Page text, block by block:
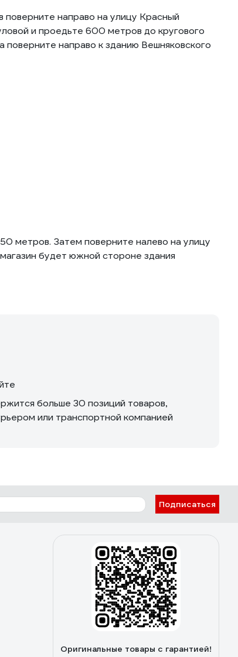
направо на улицу Красный
и проедьте 600 метров до кругового
направо к зданию Вешняковского
метров. Затем поверните налево на улицу
будет южной стороне здания
больше 30 позиций товаров,
или транспортной компанией
Подписаться
Оригинальные товары с гарантией!